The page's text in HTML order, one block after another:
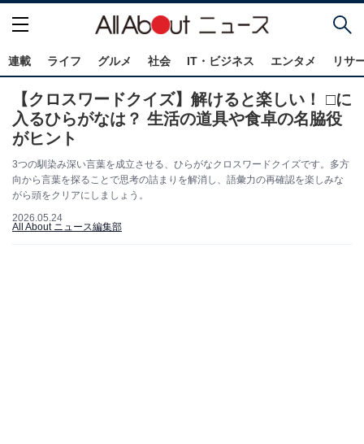
連載 ライフ グルメ 社会 IT・ビジネス エンタメ リサ
【クロスワードクイズ】解けると楽しい！ □に
入るひらがなは？ 生活の道具や食卓の名脇役
がヒント
3つの馴染み深い言葉を成立させる、ひらがなクロスワードクイズです。多方
向から言葉を探ることで思考の詰まりを解消し、語彙力の再確認を楽しみな
がら頭をクリアにしましょう。
2026.05.24
All About ニュース編集部